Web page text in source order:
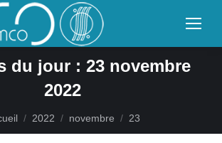
du jour : 23 novembre
2022
êtes ici :
2022 novembre 23